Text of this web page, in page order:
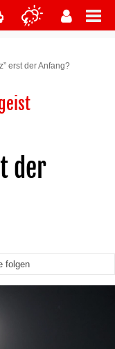
erst der Anfang?
der
folgen